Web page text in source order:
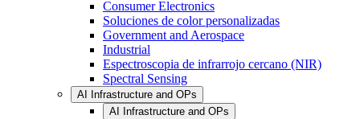
Consumer Electronics
Soluciones de color personalizadas
Government and Aerospace
Industrial
Espectroscopia de infrarrojo cercano (NIR)
Spectral Sensing
AI Infrastructure and OPs
AI Infrastructure and OPs